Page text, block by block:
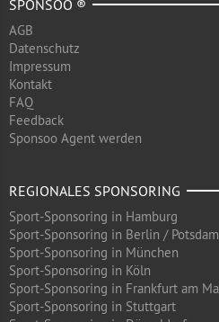
SPONSOO ®
AGB
Datenschutz
Impressum
Kontakt
FAQ
Feedback
Sponsoo Agent werden
REGIONALES SPONSORING
Sport-Sponsoring in Hamburg
Sport-Sponsoring in Berlin / Potsdam
Sport-Sponsoring in München
Sport-Sponsoring in Köln
Sport-Sponsoring in Frankfurt am
Sport-Sponsoring in Stuttgart